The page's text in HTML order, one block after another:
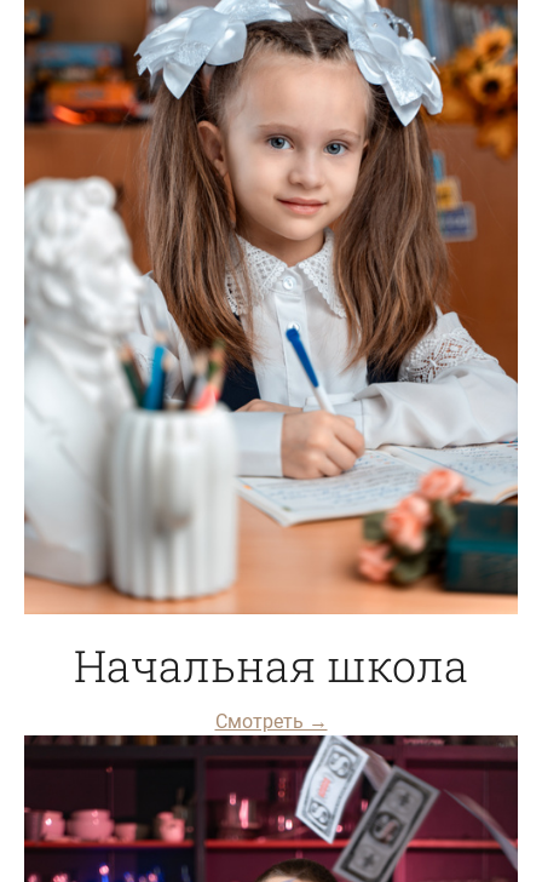
Начальная школа
Смотреть →